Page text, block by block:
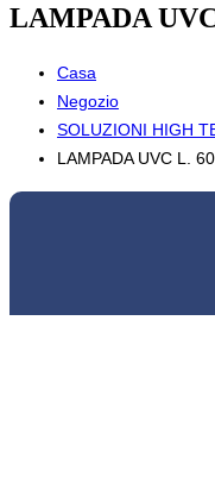
LAMPADA
Casa
Negozio
SOLUZIONI HIGH
LAMPADA UVC L.